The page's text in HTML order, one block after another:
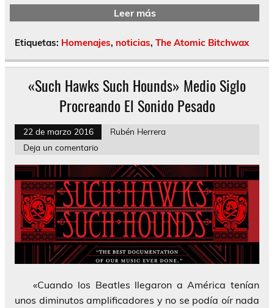
Leer más
Etiquetas: Homenajes, noticias, The Atomic Bitchwax
«Such Hawks Such Hounds» Medio Siglo
Procreando El Sonido Pesado
22 de marzo 2016
Rubén Herrera
Deja un comentario
«Cuando los Beatles llegaron a América tenían
unos diminutos amplificadores y no se podía oír nada